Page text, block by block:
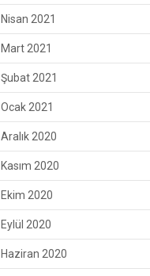
Nisan 2021
Mart 2021
Şubat 2021
Ocak 2021
Aralık 2020
Kasım 2020
Ekim 2020
Eylül 2020
Haziran 2020